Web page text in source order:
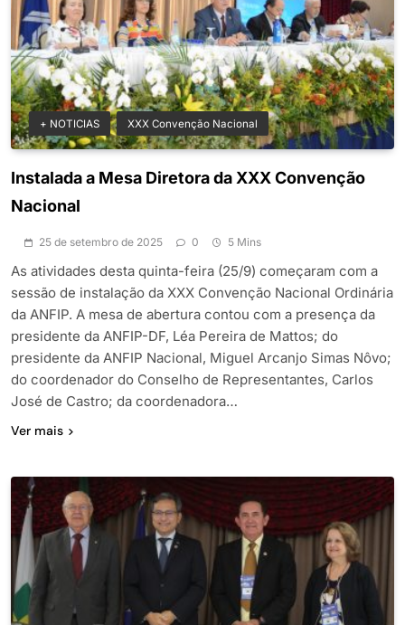
+ NOTICIAS XXX Convenção Nacional
Instalada a Mesa Diretora da XXX Convenção
Nacional
25 de setembro de 2025 0 5 Mins
As atividades desta quinta-feira (25/9) começaram com a
sessão de instalação da XXX Convenção Nacional Ordinária
da ANFIP. A mesa de abertura contou com a presença da
presidente da ANFIP-DF, Léa Pereira de Mattos; do
presidente da ANFIP Nacional, Miguel Arcanjo Simas Nôvo;
do coordenador do Conselho de Representantes, Carlos
José de Castro; da coordenadora…
Ver mais